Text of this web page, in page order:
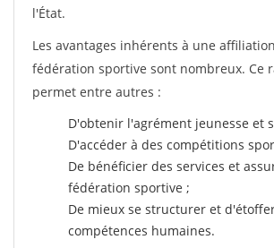
l'État.
Les avantages inhérents à une
fédération sportive sont nombreux. Ce
permet entre autres :
D'obtenir l'agrément jeunesse et
D'accéder à des compétitions
De bénéficier des services et
fédération sportive ;
De mieux se structurer et
compétences humaines.